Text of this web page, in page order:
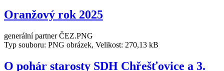
Oranžový rok 2025
generální partner ČEZ.PNG
Typ souboru: PNG obrázek, Velikost: 270,13 kB
O pohár starosty SDH Chřešťovice a 3.